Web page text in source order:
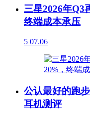
三星2026年Q3
终端成本承压
5 07.06
公认最好的跑
耳机测评